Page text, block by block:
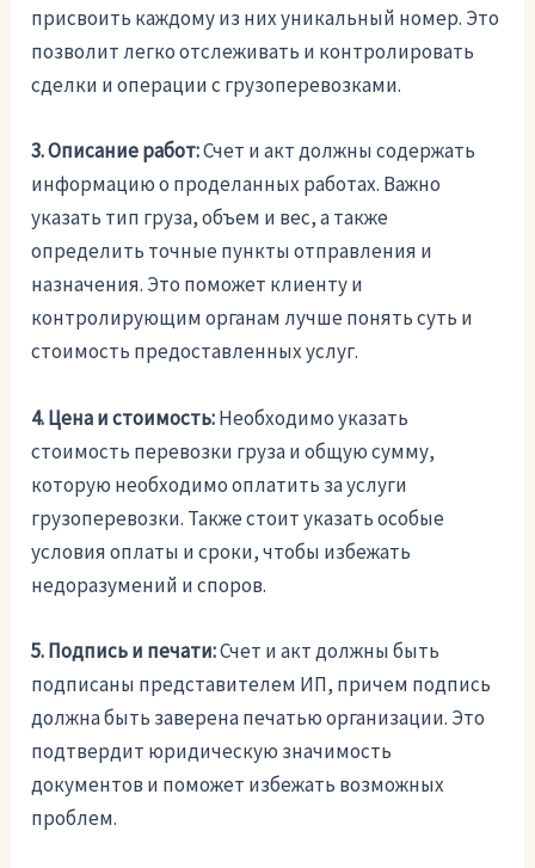
присвоить каждому из них уникальный номер. Это
позволит легко отслеживать и контролировать
сделки и операции с грузоперевозками.
3. Описание работ:Счет и акт должны содержать
информацию о проделанных работах. Важно
указать тип груза, объем и вес, а также
определить точные пункты отправления и
назначения. Это поможет клиенту и
контролирующим органам лучше понять суть и
стоимость предоставленных услуг.
4. Цена и стоимость:Необходимо указать
стоимость перевозки груза и общую сумму,
которую необходимо оплатить за услуги
грузоперевозки. Также стоит указать особые
условия оплаты и сроки, чтобы избежать
недоразумений и споров.
5. Подпись и печати:Счет и акт должны быть
подписаны представителем ИП, причем подпись
должна быть заверена печатью организации. Это
подтвердит юридическую значимость
документов и поможет избежать возможных
проблем.